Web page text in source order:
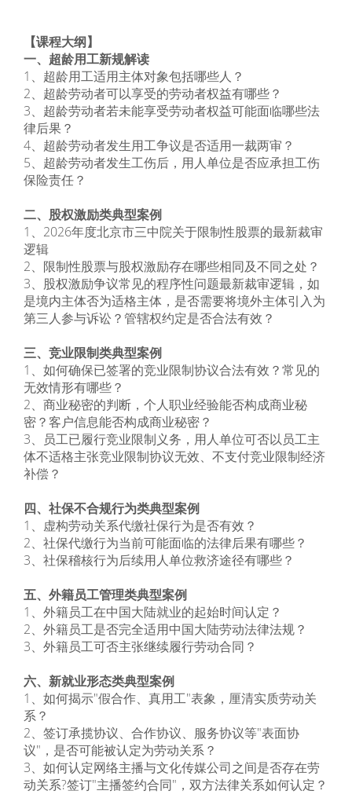
【课程大纲】
一、超龄用工新规解读
1、超龄用工适用主体对象包括哪些人？
2、超龄劳动者可以享受的劳动者权益有哪些？
3、超龄劳动者若未能享受劳动者权益可能面临哪些法
律后果？
4、超龄劳动者发生用工争议是否适用一裁两审？
5、超龄劳动者发生工伤后，用人单位是否应承担工伤
保险责任？
二、股权激励类典型案例
1、2026年度北京市三中院关于限制性股票的最新裁审
逻辑
2、限制性股票与股权激励存在哪些相同及不同之处？
3、股权激励争议常见的程序性问题最新裁审逻辑，如
是境内主体否为适格主体，是否需要将境外主体引入为
第三人参与诉讼？管辖权约定是否合法有效？
三、竞业限制类典型案例
1、如何确保已签署的竞业限制协议合法有效？常见的
无效情形有哪些？
2、商业秘密的判断，个人职业经验能否构成商业秘
密？客户信息能否构成商业秘密？
3、员工已履行竞业限制义务，用人单位可否以员工主
体不适格主张竞业限制协议无效、不支付竞业限制经济
补偿？
四、社保不合规行为类典型案例
1、虚构劳动关系代缴社保行为是否有效？
2、社保代缴行为当前可能面临的法律后果有哪些？
3、社保稽核行为后续用人单位救济途径有哪些？
五、外籍员工管理类典型案例
1、外籍员工在中国大陆就业的起始时间认定？
2、外籍员工是否完全适用中国大陆劳动法律法规？
3、外籍员工可否主张继续履行劳动合同？
六、新就业形态类典型案例
1、如何揭示"假合作、真用工"表象，厘清实质劳动关
系？
2、签订承揽协议、合作协议、服务协议等"表面协
议"，是否可能被认定为劳动关系？
3、如何认定网络主播与文化传媒公司之间是否存在劳
动关系?签订"主播签约合同"，双方法律关系如何认定？